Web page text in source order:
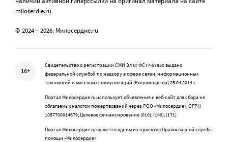
miloserdie.ru
© 2024 – 2026. Милосердие.ru
16+
Свидетельство о регистрации СМИ Эл № ФС77-57850 выдано
федеральной службой по надзору в сфере связи, информационных
технологий и массовых коммуникаций (Роскомнадзор) 25.04.2014 г.
Портал Милосердие.ru использует объявления и веб-сайт для сбора не
облагаемых налогом пожертвований через РОО «Милосердие», ОГРН
1057700014679, Целевое финансирование (010), (140), (171)
Портал Милосердие.ru является одним из проектов Православной службы
помощи «Милосердие»